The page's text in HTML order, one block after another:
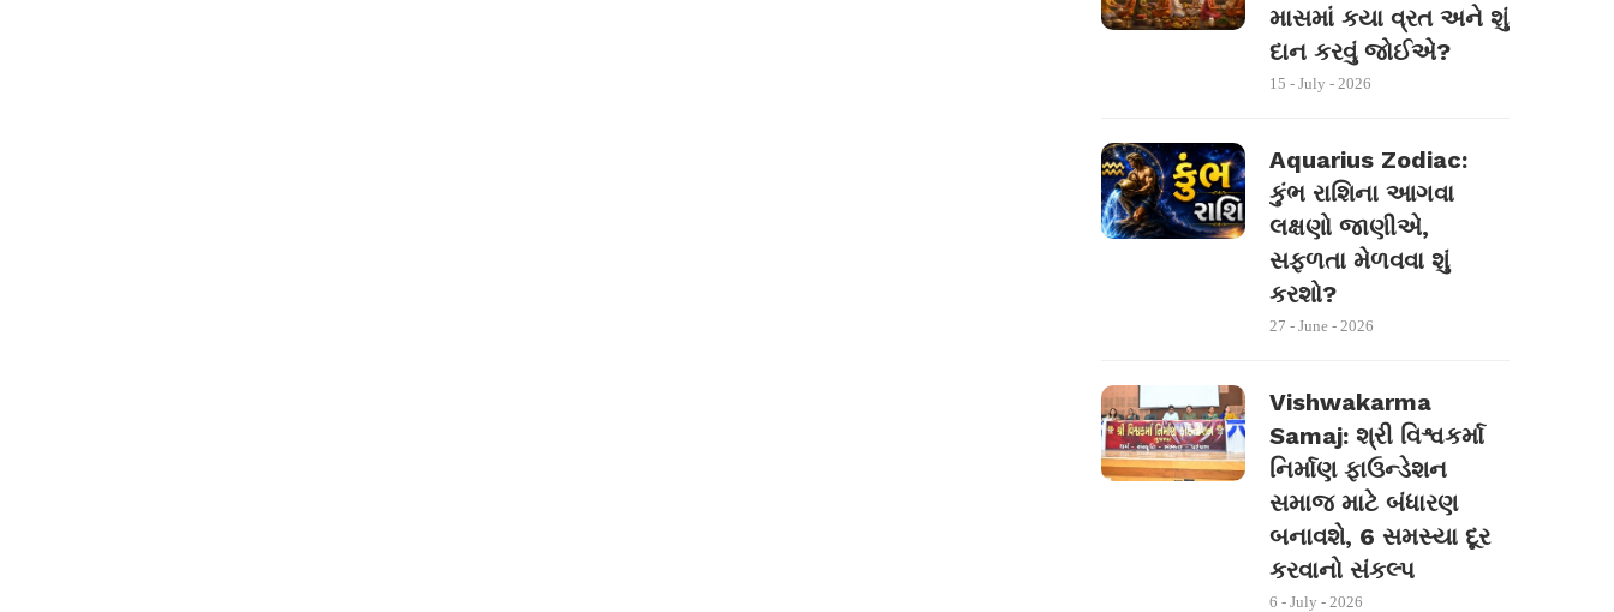
માસમાં કયા વ્રત અને શું
દાન કરવું જોઈએ?
15 - July - 2026
Aquarius Zodiac:
કુંભ રાશિના આગવા
લક્ષણો જાણીએ,
સફળતા મેળવવા શું
કરશો?
27 - June - 2026
Vishwakarma
Samaj: શ્રી વિશ્વકર્મા
નિર્માણ ફાઉન્ડેશન
સમાજ માટે બંધારણ
બનાવશે, 6 સમસ્યા દૂર
કરવાનો સંકલ્પ
6 - July - 2026